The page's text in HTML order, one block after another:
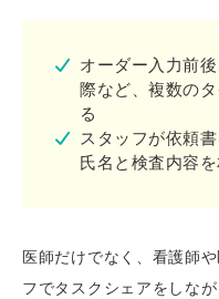
オーダー入力前
際など、複数の
る
スタッフが依頼
氏名と検査内容
医師だけでなく、看護師
フでタスクシェアをしなが